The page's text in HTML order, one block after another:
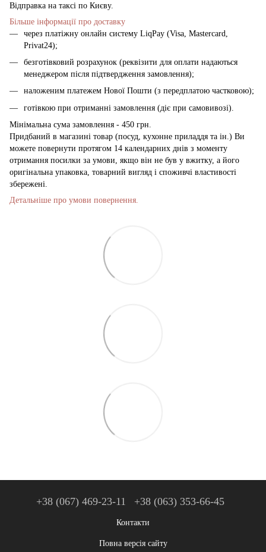
Відправка на таксі по Києву.
Більше інформації про доставку
через платіжну онлайн систему LiqPay (Visa, Mastercard,
Privat24);
безготівковий розрахунок (реквізити для оплати надаються
менеджером після підтвердження замовлення);
наложеним платежем Нової Пошти (з передплатою частковою);
готівкою при отриманні замовлення (діє при самовивозі).
Мінімальна сума замовлення - 450 грн.
Придбаний в магазині товар (посуд, кухонне приладдя та ін.) Ви
можете повернути протягом 14 календарних днів з моменту
отримання посилки за умови, якщо він не був у вжитку, а його
оригінальна упаковка, товарний вигляд і споживчі властивості
збережені.
Детальніше про умови повернення.
+38 (067) 469-23-11 +38 (063) 353-66-45
Контакти
Повна версія сайту